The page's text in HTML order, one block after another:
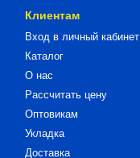
Клиентам
Вход в личный кабинет
Каталог
О нас
Рассчитать цену
Оптовикам
Укладка
Доставка